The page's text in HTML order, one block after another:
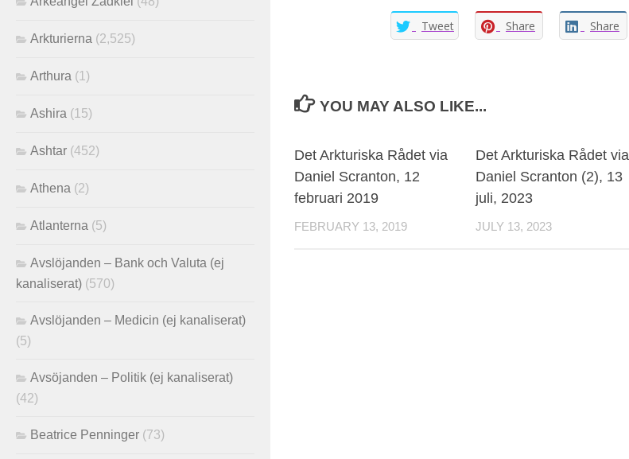
Tweet Share Share
YOU MAY ALSO LIKE...
Det Arkturiska Rådet via
Daniel Scranton, 12
februari 2019
FEBRUARY 13, 2019
Det Arkturiska Rådet via
Daniel Scranton (2), 13
juli, 2023
JULY 13, 2023
Arkturierna (2,525)
Arthura (1)
Ashira (15)
Ashtar (452)
Athena (2)
Atlanterna (5)
Avslöjanden – Bank och Valuta (ej
kanaliserat) (570)
Avslöjanden – Medicin (ej kanaliserat)
(5)
Avsöjanden – Politik (ej kanaliserat)
(42)
Beatrice Penninger (73)